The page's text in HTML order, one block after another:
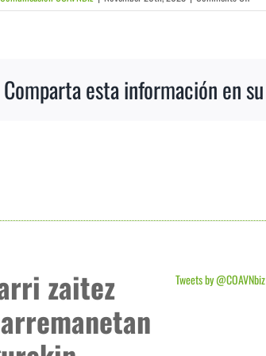
3
Comparta esta información en
zaitez
Tweets by @COAVNbiz